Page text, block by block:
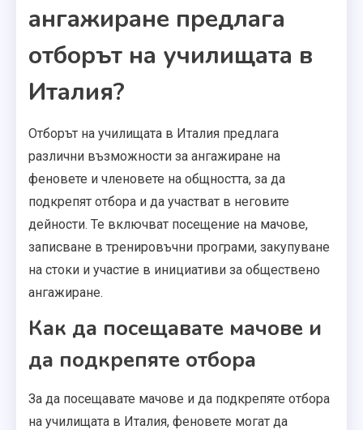
ангажиране предлага
отборът на училищата в
Италия?
Отборът на училищата в Италия предлага
различни възможности за ангажиране на
феновете и членовете на общността, за да
подкрепят отбора и да участват в неговите
дейности. Те включват посещение на мачове,
записване в тренировъчни програми, закупуване
на стоки и участие в инициативи за обществено
ангажиране.
Как да посещавате мачове и
да подкрепяте отбора
За да посещавате мачове и да подкрепяте отбора
на училищата в Италия, феновете могат да